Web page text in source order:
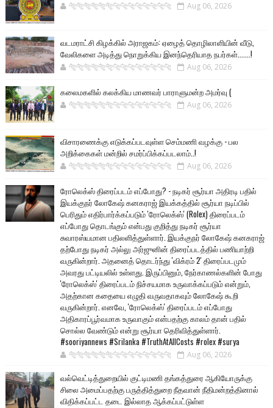
🐅🐅🐅🐅🐅🐅🐆🐆🐆🐆🐆🐆🐆🐆 Aug 06, 2026
வடமராட்சி கிழக்கில் அராஜகம்: ஏழைத் தொழிலாளியின் வீடு,
வேலிகளை அடித்து நொறுக்கிய இனந்தெரியாத நபர்கள்.......!
🐅🐅🐅🐅🐅🐅🐆🐆🐆🐆🐆🐆🐆🐆 Aug 06, 2026
கலைமகளில் கலக்கிய மாணவர் பாராளுமன்ற அமர்வு (
🐅🐅🐅🐅🐅🐅🐆🐆🐆🐆🐆🐆🐆🐆 Aug 06, 2026
விசாரணைக்கு எடுக்கப்படவுள்ள செம்மணி வழக்கு - பல
அறிக்கைகள் மன்றில் சமர்ப்பிக்கப்படலாம்..!
🐅🐅🐅🐅🐅🐅🐆🐆🐆🐆🐆🐆🐆🐆 Aug 06, 2026
ரோலெக்ஸ் திரைப்படம் எப்போது? - நடிகர் சூர்யா அதிரடி பதில்
இயக்குநர் லோகேஷ் கனகராஜ் இயக்கத்தில் சூர்யா நடிப்பில்
பெரிதும் எதிர்பார்க்கப்படும் 'ரோலெக்ஸ்' (Rolex) திரைப்படம்
எப்போது தொடங்கும் என்பது குறித்து நடிகர் சூர்யா
சுவாரஸ்யமான பதிலளித்துள்ளார். இயக்குநர் லோகேஷ் கனகராஜ்
தற்போது நடிகர் அல்லு அர்ஜுனின் திரைப்படத்தில் பணியாற்றி
வருகின்றார். அதனைத் தொடர்ந்து 'விக்ரம் 2' திரைப்படமும்
அவரது பட்டியலில் உள்ளது. இருப்பினும், நேர்காணல்களின் போது
'ரோலெக்ஸ்' திரைப்படம் நிச்சயமாக உருவாக்கப்படும் என்றும்,
அதற்கான கதையை எழுதி வருவதாகவும் லோகேஷ் கூறி
வருகின்றார். எனவே, 'ரோலெக்ஸ்' திரைப்படம் எப்போது
அதிகாரப்பூர்வமாக உருவாகும் என்பதற்கு காலம் தான் பதில்
சொல்ல வேண்டும் என்று சூர்யா தெரிவித்துள்ளார்.
#sooriyannews #Srilanka #TruthAtAllCosts #rolex #surya
🐅🐅🐅🐅🐅🐅🐆🐆🐆🐆🐆🐆🐆🐆 Aug 06, 2026
வல்வெட்டித்துறையில் குட்டிமணி தங்கத்துரை ஆகியோருக்கு
சிலை அமைப்பதற்கு பருத்தித்துறை நீதவான் நீதிமன்றத்தினால்
விதிக்கப்பட்ட தடை இல்லாத ஆக்கப்பட்டுள்ள